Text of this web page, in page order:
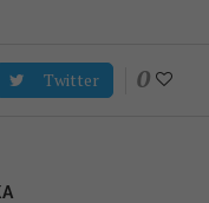
Twitter 0